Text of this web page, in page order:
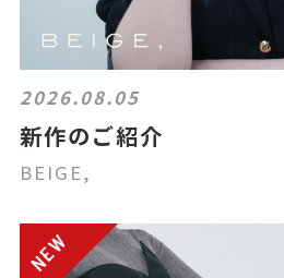
2026.08.05
新作のご紹介
BEIGE,